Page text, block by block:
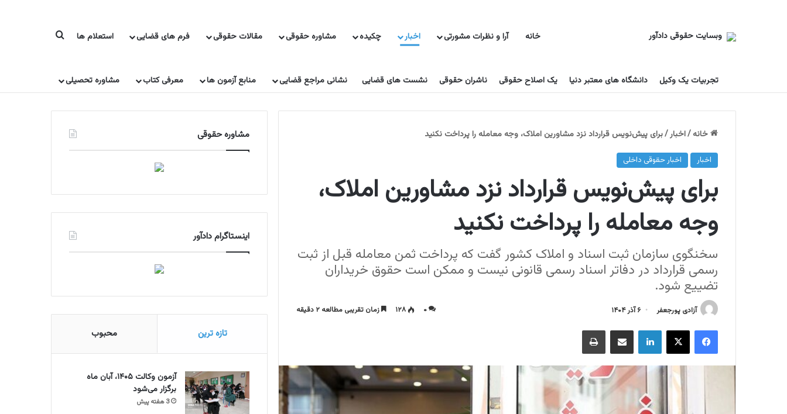
خانه آرا و نظرات مشورتی اخبار چکیده مشاوره حقوقی مقالات حقوقی فرم های قضایی استعلام ها
تجربیات یک وکیل دانشگاه های معتبر دنیا یک اصلاح حقوقی ناشران حقوقی نشست های قضایی نشانی مراجع قضایی منابع آزمون ها معرفی کتاب مشاوره تحصیلی
خانه/اخبار/برای پیش‌نویس قرارداد نزد مشاورین املاک، وجه معامله را پرداخت نکنید
اخبار اخبار حقوقی داخلی
برای پیش‌نویس قرارداد نزد مشاورین املاک،
وجه معامله را پرداخت نکنید
سخنگوی سازمان ثبت اسناد و املاک کشور گفت که پرداخت ثمن معامله قبل از ثبت
رسمی قرارداد در دفاتر اسناد رسمی قانونی نیست و ممکن است حقوق خریداران
تضییع شود.
آزادی پورجعفر ۶ آذر ۱۴۰۴ ۰ ۱۲۸ زمان تقریبی مطالعه ۲ دقیقه
فیسبوک ایکس لینکداین اشتراک گذاری با ایمیل
مشاوره حقوقی
اینستاگرام دادآور
تازه ترین محبوب
آزمون وکالت ۱۴۰۵، آبان ماه
برگزار می‌شود
3 هفته پیش